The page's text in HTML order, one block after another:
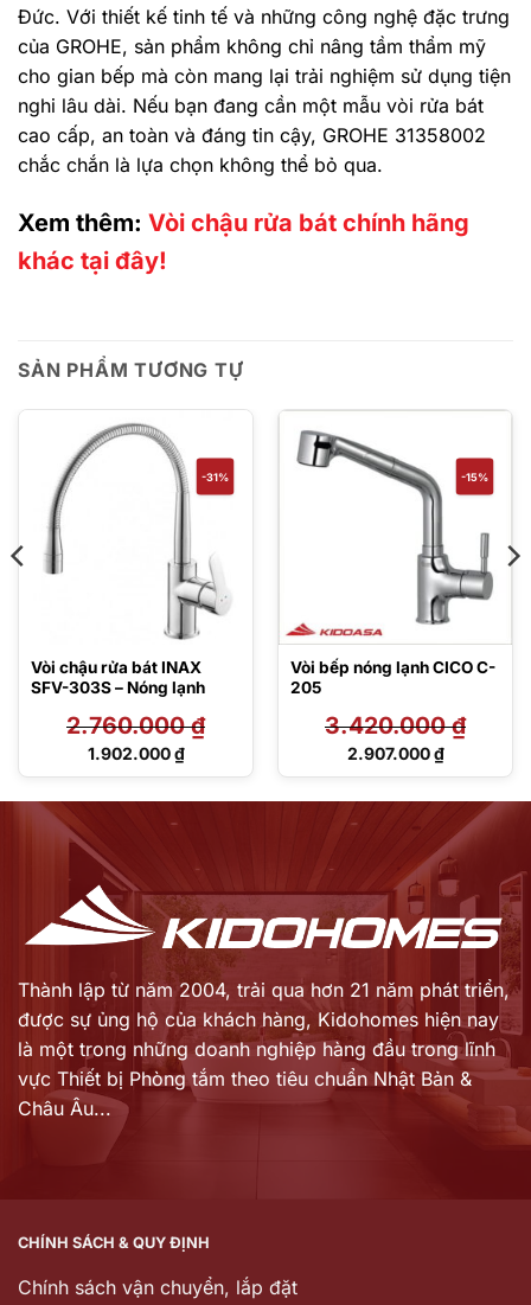
Đức. Với thiết kế tinh tế và những công nghệ đặc trưng
của GROHE, sản phẩm không chỉ nâng tầm thẩm mỹ
cho gian bếp mà còn mang lại trải nghiệm sử dụng tiện
nghi lâu dài. Nếu bạn đang cần một mẫu vòi rửa bát
cao cấp, an toàn và đáng tin cậy, GROHE 31358002
chắc chắn là lựa chọn không thể bỏ qua.
Xem thêm: Vòi chậu rửa bát chính hãng
khác tại đây!
SẢN PHẨM TƯƠNG TỰ
-31%
Vòi chậu rửa bát INAX
SFV-303S – Nóng lạnh
2.760.000₫
Giá
1.902.000₫
Giá
-15%
Vòi bếp nóng lạnh CICO C-
205
3.420.000₫
Giá
3.420.000 ₫.
2.907.000₫
Giá
2.907.000 ₫.
Thành lập từ năm 2004, trải qua hơn 21 năm phát triển,
được sự ủng hộ của khách hàng, Kidohomes hiện nay
là một trong những doanh nghiệp hàng đầu trong lĩnh
vực Thiết bị Phòng tắm theo tiêu chuẩn Nhật Bản &
Châu Âu...
CHÍNH SÁCH & QUY ĐỊNH
Chính sách vận chuyển, lắp đặt